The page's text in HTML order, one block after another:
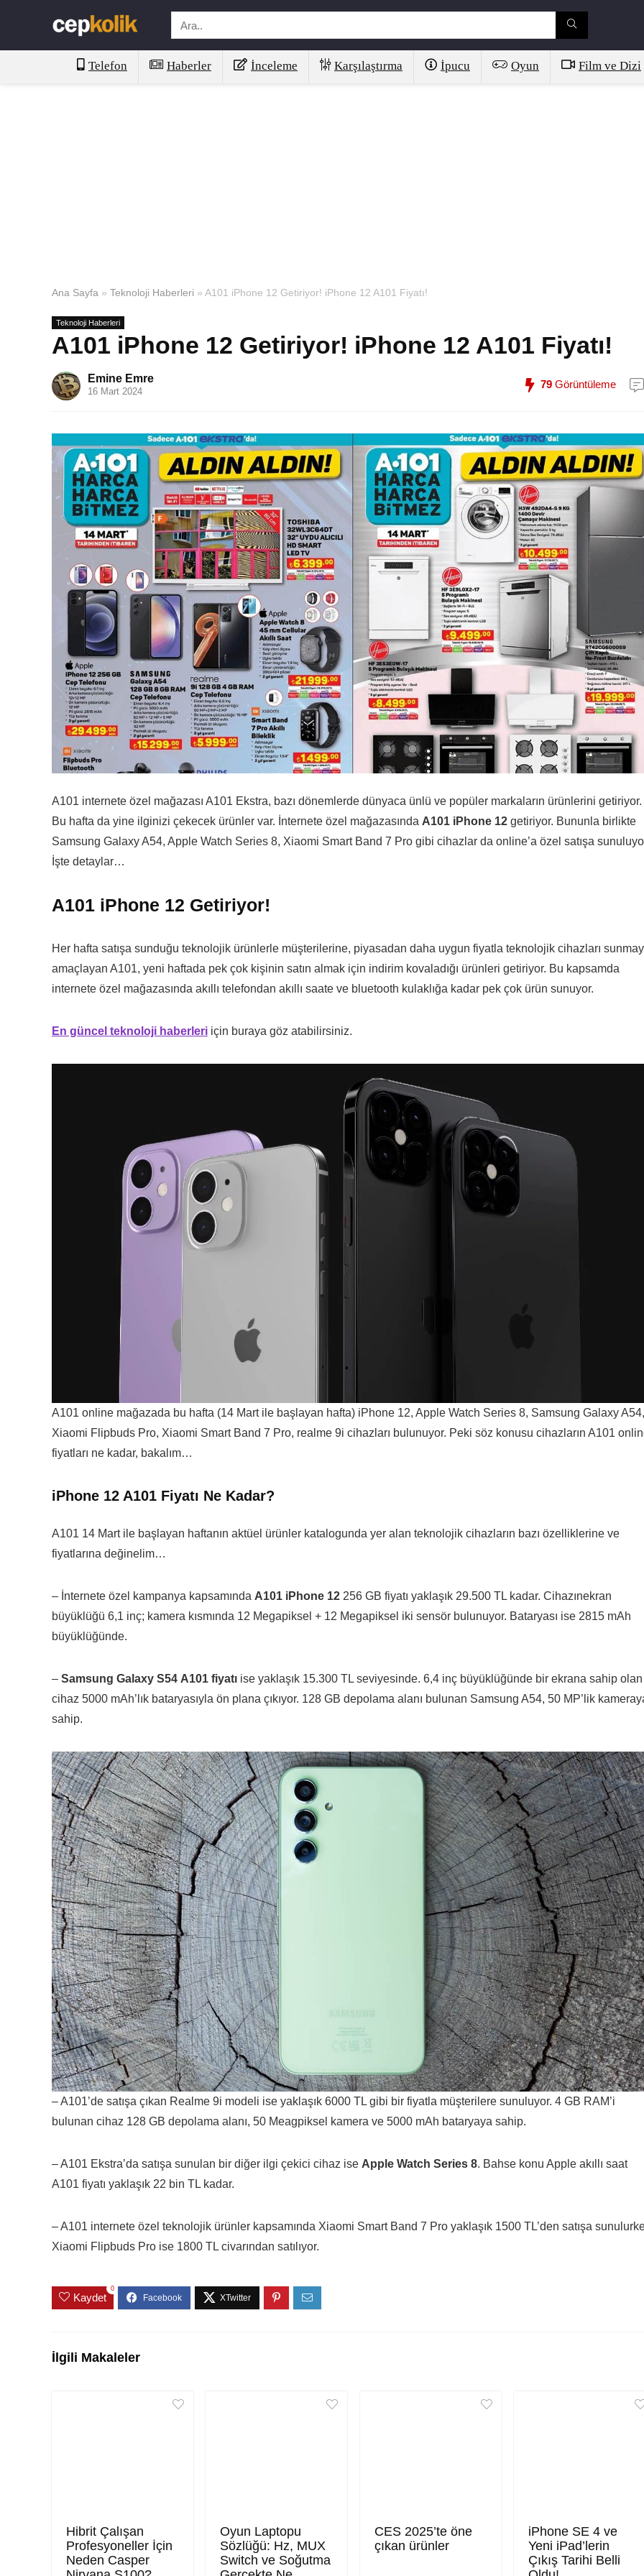
Telefon Haberler İnceleme Karşılaştırma İpucu Oyun Film ve Dizi
Ana Sayfa » Teknoloji Haberleri » A101 iPhone 12 Getiriyor! iPhone 12 A101 Fiyatı!
Teknoloji Haberleri
A101 iPhone 12 Getiriyor! iPhone 12 A101 Fiyatı!
Emine Emre
16 Mart 2024
79 Görüntüleme
A101 internete özel mağazası A101 Ekstra, bazı dönemlerde dünyaca ünlü ve popüler markaların ürünlerini getiriyor.
Bu hafta da yine ilginizi çekecek ürünler var. İnternete özel mağazasında A101 iPhone 12 getiriyor. Bununla birlikte
Samsung Galaxy A54, Apple Watch Series 8, Xiaomi Smart Band 7 Pro gibi cihazlar da online’a özel satışa
İşte detaylar…
A101 iPhone 12 Getiriyor!
Her hafta satışa sunduğu teknolojik ürünlerle müşterilerine, piyasadan daha uygun fiyatla teknolojik cihazları
amaçlayan A101, yeni haftada pek çok kişinin satın almak için indirim kovaladığı ürünleri getiriyor. Bu kapsamda
internete özel mağazasında akıllı telefondan akıllı saate ve bluetooth kulaklığa kadar pek çok ürün sunuyor.
En güncel teknoloji haberleri için buraya göz atabilirsiniz.
A101 online mağazada bu hafta (14 Mart ile başlayan hafta) iPhone 12, Apple Watch Series 8, Samsung Galaxy A54,
Xiaomi Flipbuds Pro, Xiaomi Smart Band 7 Pro, realme 9i cihazları bulunuyor. Peki söz konusu cihazların A101
fiyatları ne kadar, bakalım…
iPhone 12 A101 Fiyatı Ne Kadar?
A101 14 Mart ile başlayan haftanın aktüel ürünler katalogunda yer alan teknolojik cihazların bazı özelliklerine ve
fiyatlarına değinelim…
– İnternete özel kampanya kapsamında A101 iPhone 12 256 GB fiyatı yaklaşık 29.500 TL kadar. Cihazınekran
büyüklüğü 6,1 inç; kamera kısmında 12 Megapiksel + 12 Megapiksel iki sensör bulunuyor. Bataryası ise 2815 mAh
büyüklüğünde.
– Samsung Galaxy S54 A101 fiyatı ise yaklaşık 15.300 TL seviyesinde. 6,4 inç büyüklüğünde bir ekrana sahip olan
cihaz 5000 mAh’lık bataryasıyla ön plana çıkıyor. 128 GB depolama alanı bulunan Samsung A54, 50 MP’lik
sahip.
– A101’de satışa çıkan Realme 9i modeli ise yaklaşık 6000 TL gibi bir fiyatla müşterilere sunuluyor. 4 GB RAM’i
bulunan cihaz 128 GB depolama alanı, 50 Meagpiksel kamera ve 5000 mAh bataryaya sahip.
– A101 Ekstra’da satışa sunulan bir diğer ilgi çekici cihaz ise Apple Watch Series 8. Bahse konu Apple akıllı saat
A101 fiyatı yaklaşık 22 bin TL kadar.
– A101 internete özel teknolojik ürünler kapsamında Xiaomi Smart Band 7 Pro yaklaşık 1500 TL’den satışa
Xiaomi Flipbuds Pro ise 1800 TL civarından satılıyor.
Kaydet
0
İlgili Makaleler
Hibrit Çalışan
Profesyoneller İçin
Neden Casper
Oyun Laptopu
Sözlüğü: Hz, MUX
Switch ve Soğutma
CES 2025’te öne
çıkan ürünler
iPhone SE 4 ve
Yeni iPad’lerin
Çıkış Tarihi Belli